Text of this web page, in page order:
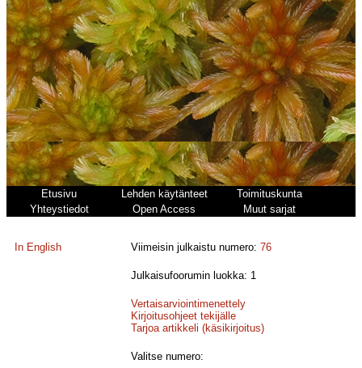
Etusivu Lehden käytänteet
Toimituskunta
Yhteystiedot
Open Access Muut sarjat
In English Viimeisin julkaistu numero:76
Julkaisufoorumin luokka: 1
Vertaisarviointimenettely
Kirjoitusohjeet tekijälle
Tarjoa artikkeli (käsikirjoitus)
Valitse numero: